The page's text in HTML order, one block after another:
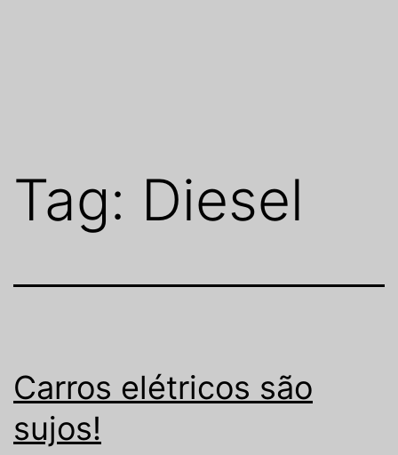
Tag: Diesel
Carros elétricos são
sujos!